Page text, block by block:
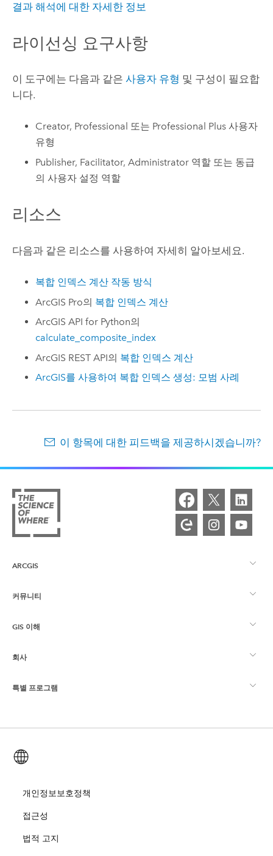
결과 해석에 대한 자세한 정보
라이선싱 요구사항
이 도구에는 다음과 같은 사용자 유형 및 구성이 필요합
니다.
Creator, Professional 또는 Professional Plus 사용자
유형
Publisher, Facilitator, Administrator 역할 또는 동급
의 사용자 설정 역할
리소스
다음과 같은 리소스를 사용하여 자세히 알아보세요.
복합 인덱스 계산 작동 방식
ArcGIS Pro의 복합 인덱스 계산
ArcGIS API for Python의
calculate_composite_index
ArcGIS REST API의 복합 인덱스 계산
ArcGIS를 사용하여 복합 인덱스 생성: 모범 사례
이 항목에 대한 피드백을 제공하시겠습니까?
ARCGIS
ArcGIS Overview
매핑
Esri 스토어
커뮤니티
Esri 커뮤니티
ArcGIS Blog
사용자 리서치 및 테스트
Esri Young Professionals Network
이벤트
GIS 이해
GIS란?
로케이션 인텔리전스
교육
ArcUser
ArcNews
회사
Esri 정보
채용
오픈 비전
특별 프로그램
ArcGIS for Student Use
재난 대응
개인정보보호정책
접근성
법적 고지